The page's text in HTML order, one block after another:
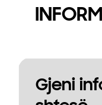
Gjeni